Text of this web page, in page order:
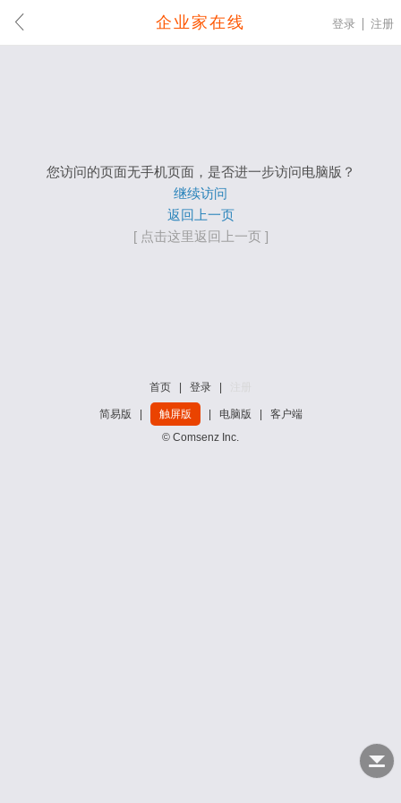
企业家在线 登录 注册
您访问的页面无手机页面，是否进一步访问电脑版？
继续访问
返回上一页
[ 点击这里返回上一页 ]
首页 登录
简易版 触屏版 电脑版
客户端
© Comsenz Inc.